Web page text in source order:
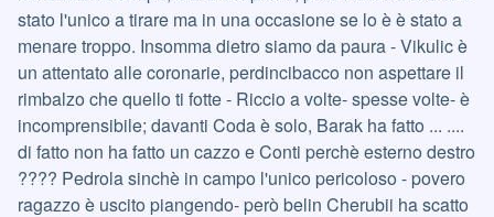
stato l'unico a tirare ma in una occasione se lo è è stato a
menare troppo. Insomma dietro siamo da paura - Vikulic è
un attentato alle coronarie, perdincibacco non aspettare il
rimbalzo che quello ti fotte - Riccio a volte- spesse volte- è
incomprensibile; davanti Coda è solo, Barak ha fatto ... ....
di fatto non ha fatto un cazzo e Conti perchè esterno destro
???? Pedrola sinchè in campo l'unico pericoloso - povero
ragazzo è uscito piangendo- però belin Cherubii ha scatto